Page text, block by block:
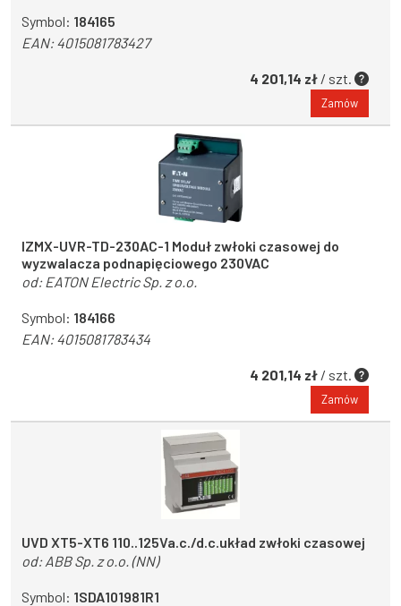
Symbol: 184165
EAN:4015081783427
4 201,14 zł / szt.
Zamów
IZMX-UVR-TD-230AC-1 Moduł zwłoki czasowej do
wyzwalacza podnapięciowego 230VAC
od: EATON Electric Sp. z o.o.
Symbol: 184166
EAN:4015081783434
4 201,14 zł / szt.
Zamów
UVD XT5-XT6 110..125Va.c./d.c.układ zwłoki czasowej
od: ABB Sp. z o.o. (NN)
Symbol: 1SDA101981R1